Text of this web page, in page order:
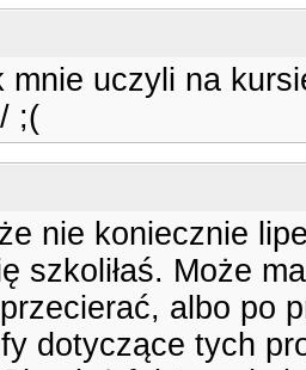
mnie uczyli na
;(
nie koniecznie
szkoliłaś. Może
albo po
dotyczące tych